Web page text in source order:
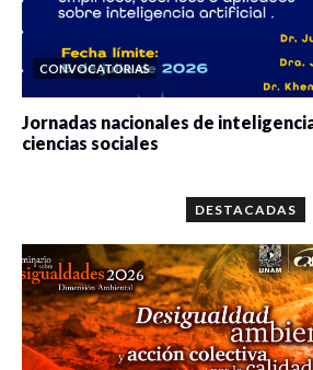
CONVOCATORIAS
Jornadas nacionales de
ciencias sociales
DESTACADAS